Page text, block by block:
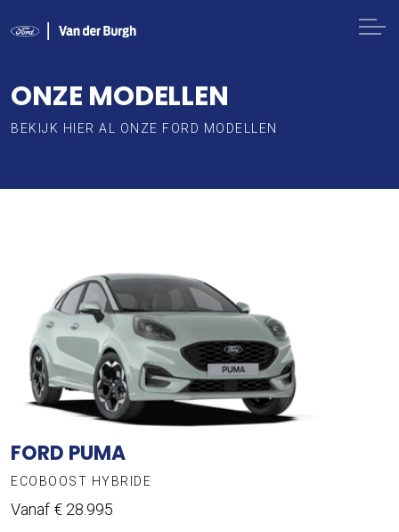
ONZE MODELLEN
BEKIJK HIER AL ONZE FORD MODELLEN
FORD PUMA
ECOBOOST HYBRIDE
Vanaf € 28.995